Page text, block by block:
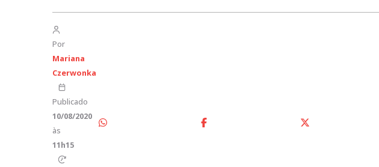
Por
Mariana
Czerwonka
Publicado
10/08/2020
às
11h15